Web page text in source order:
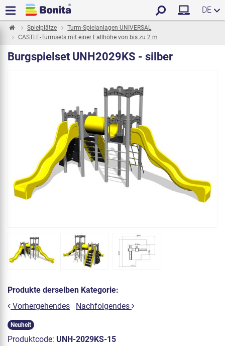
DE
Spielplätze
Turm-Spielanlagen UNIVERSAL
CASTLE-Turmsets mit einer Fallhöhe von bis zu 2 m
Burgspielset UNH2029KS - silber
Produkte derselben Kategorie:
Vorhergehendes
Nachfolgendes
Neuheit
Produktcode: UNH-2029KS-15